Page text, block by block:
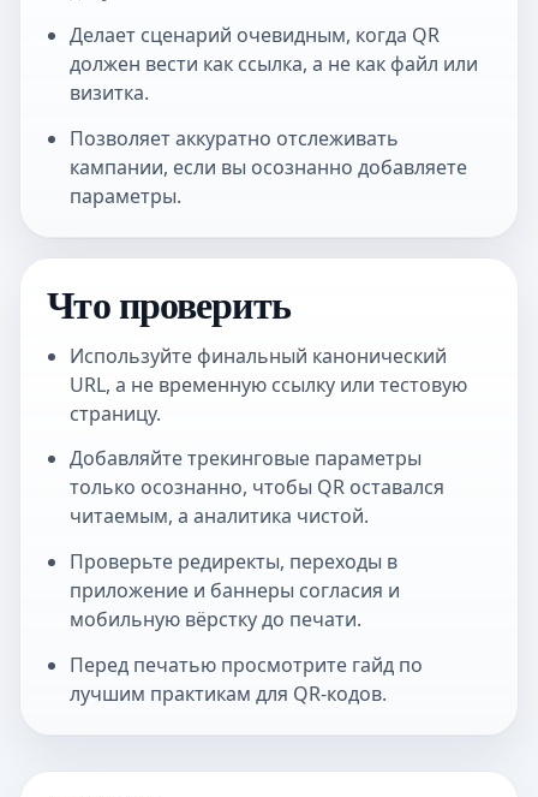
Делает сценарий очевидным, когда QR
должен вести как ссылка, а не как файл или
визитка.
Позволяет аккуратно отслеживать
кампании, если вы осознанно добавляете
параметры.
Что проверить
Используйте финальный канонический
URL, а не временную ссылку или тестовую
страницу.
Добавляйте трекинговые параметры
только осознанно, чтобы QR оставался
читаемым, а аналитика чистой.
Проверьте редиректы, переходы в
приложение и баннеры согласия и
мобильную вёрстку до печати.
Перед печатью просмотрите гайд по
лучшим практикам для QR-кодов.